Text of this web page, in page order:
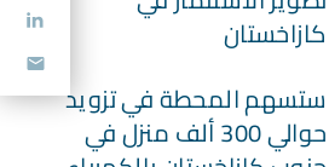
كازاخستان
ستسهم المحطة في تزويد
حوالي 300 ألف منزل في